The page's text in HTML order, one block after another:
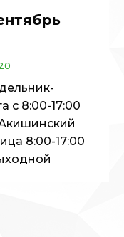
с 8:00-17:00
8:00-17:00